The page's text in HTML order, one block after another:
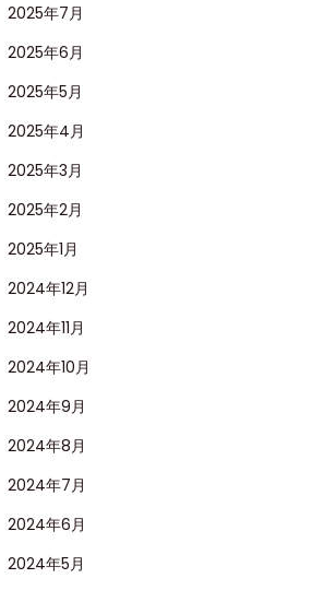
2025年7月
2025年6月
2025年5月
2025年4月
2025年3月
2025年2月
2025年1月
2024年12月
2024年11月
2024年10月
2024年9月
2024年8月
2024年7月
2024年6月
2024年5月